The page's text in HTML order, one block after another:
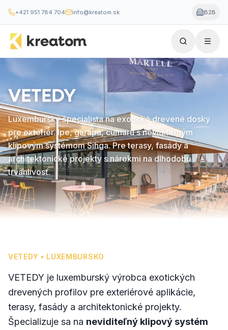
+421 951 784 704 info@kreatom.sk B2B
VETEDY
Luxemburský špecialista na exotické drevené dosky
pre exteriér. Ipe, garapa, cumaru s neviditeľným
klipovým systémom Sihga. Pre terasy, fasády a
architektonické projekty s nárokmi na dlhodobú
trvanlivosť.
VETEDY • LUXEMBURSKO
VETEDY je luxemburský výrobca exotických
drevených profilov pre exteriérové aplikácie,
terasy, fasády a architektonické projekty.
Špecializuje sa na neviditeľný klipový systém